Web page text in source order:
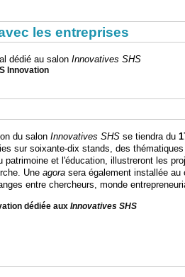
les entreprises
dédié au salon Innovatives SHS
Innovation
du salon Innovatives SHS se tiendra du
sur soixante-dix stands, des
patrimoine et l'éducation, illustreront les
Une agora sera également installée
entre chercheurs, monde
dédiée aux Innovatives SHS